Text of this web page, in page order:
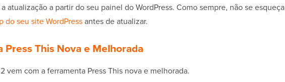
atualização a partir do seu painel do WordPress. Como sempre, não se esqueça
do seu site WordPressantes de atualizar.
Press This Nova e Melhorada
vem com a ferramenta Press This nova e melhorada.